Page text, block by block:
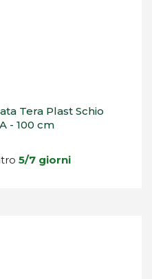
Tera Plast Schio
- 100 cm
5/7 giorni